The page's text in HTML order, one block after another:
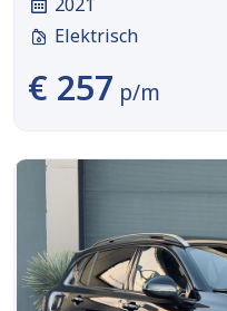
Elektrisch
€ 257 p/m